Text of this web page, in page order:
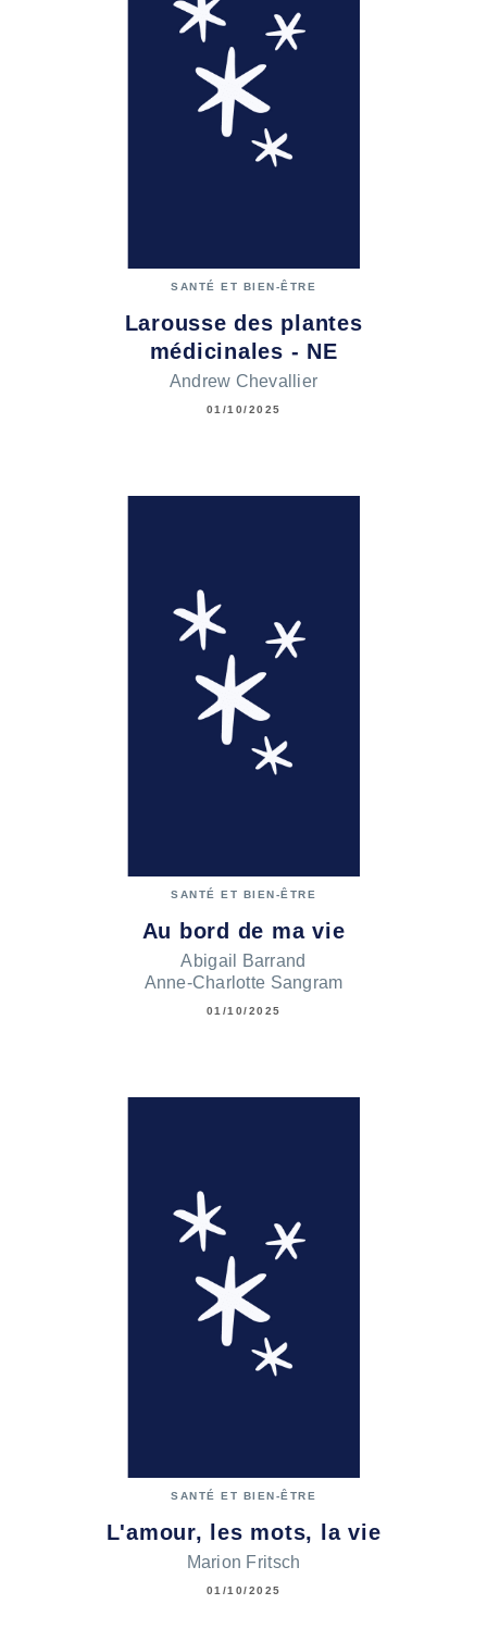
SANTÉ ET BIEN-ÊTRE
Larousse des plantes
médicinales - NE
Andrew Chevallier
01/10/2025
SANTÉ ET BIEN-ÊTRE
Au bord de ma vie
Abigail Barrand
Anne-Charlotte Sangram
01/10/2025
SANTÉ ET BIEN-ÊTRE
L'amour, les mots, la vie
Marion Fritsch
01/10/2025